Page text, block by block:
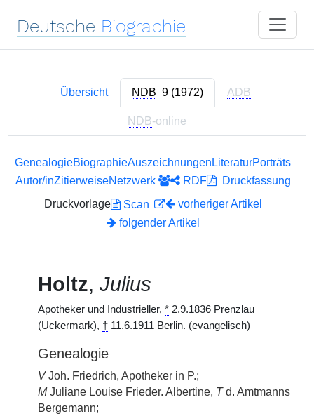
Deutsche Biographie
Übersicht NDB 9 (1972) ADB
NDB-online
GenealogieBiographieAuszeichnungen LiteraturPorträts
Autor/inZitierweiseNetzwerk RDF
Druckfassung
Druckvorlage
Scan
vorheriger Artikel
folgender Artikel
Holtz, Julius
Apotheker und Industrieller, * 2.9.1836 Prenzlau
(Uckermark), † 11.6.1911 Berlin. (evangelisch)
Genealogie
V Joh. Friedrich, Apotheker in P.;
MJuliane Louise Frieder. Albertine, Td. Amtmanns
Bergemann;